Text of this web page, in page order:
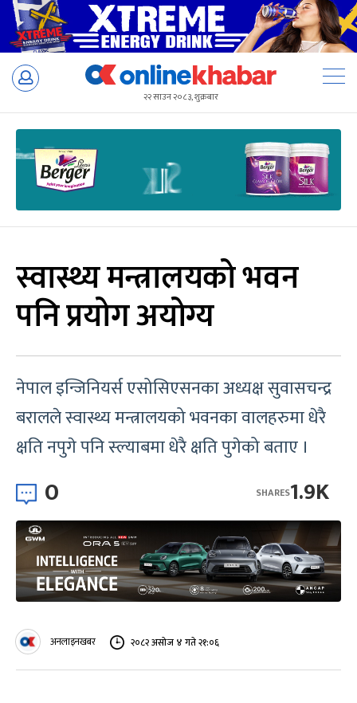
Skip
२२ साउन २०८३, शुक्रबार
स्वास्थ्य मन्त्रालयको भवन
पनि प्रयोग अयोग्य
नेपाल इन्जिनियर्स एसोसिएसनका अध्यक्ष सुवासचन्द्र
बरालले स्वास्थ्य मन्त्रालयको भवनका वालहरुमा धेरै
क्षति नपुगे पनि स्ल्याबमा धेरै क्षति पुगेको बताए ।
0 1.9K
SHARES
अनलाइनखबर २०८२ असोज ४ गते २१:०६